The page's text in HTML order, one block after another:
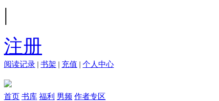
|
注册
阅读记录 | 书架 | 充值 | 个人中心
首页 书库 福利 男频 作者专区